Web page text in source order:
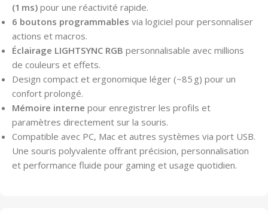
(1 ms) pour une réactivité rapide.
6 boutons programmables via logiciel pour personnaliser
actions et macros.
Éclairage LIGHTSYNC RGB personnalisable avec millions
de couleurs et effets.
Design compact et ergonomique léger (~85 g) pour un
confort prolongé.
Mémoire interne pour enregistrer les profils et
paramètres directement sur la souris.
Compatible avec PC, Mac et autres systèmes via port USB.
Une souris polyvalente offrant précision, personnalisation
et performance fluide pour gaming et usage quotidien.